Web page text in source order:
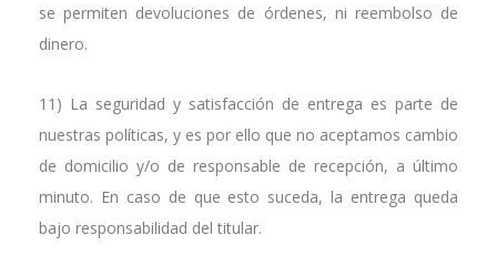
se permiten devoluciones de órdenes, ni reembolso de
dinero.
11) La seguridad y satisfacción de entrega es parte de
nuestras políticas, y es por ello que no aceptamos cambio
de domicilio y/o de responsable de recepción, a último
minuto. En caso de que esto suceda, la entrega queda
bajo responsabilidad del titular.